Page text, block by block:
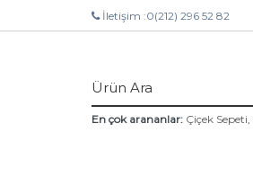
İletişim :0(212) 296 52 82
En çok arananlar: Çiçek Sepeti,